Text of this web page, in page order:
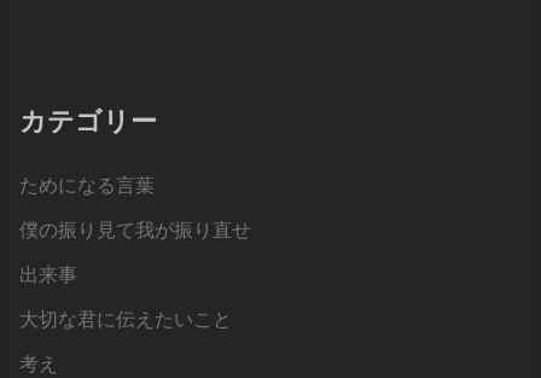
カテゴリー
ためになる言葉
僕の振り見て我が振り直せ
出来事
大切な君に伝えたいこと
考え